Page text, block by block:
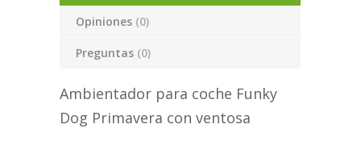
Opiniones (0)
Preguntas (0)
Ambientador para coche Funky
Dog Primavera con ventosa